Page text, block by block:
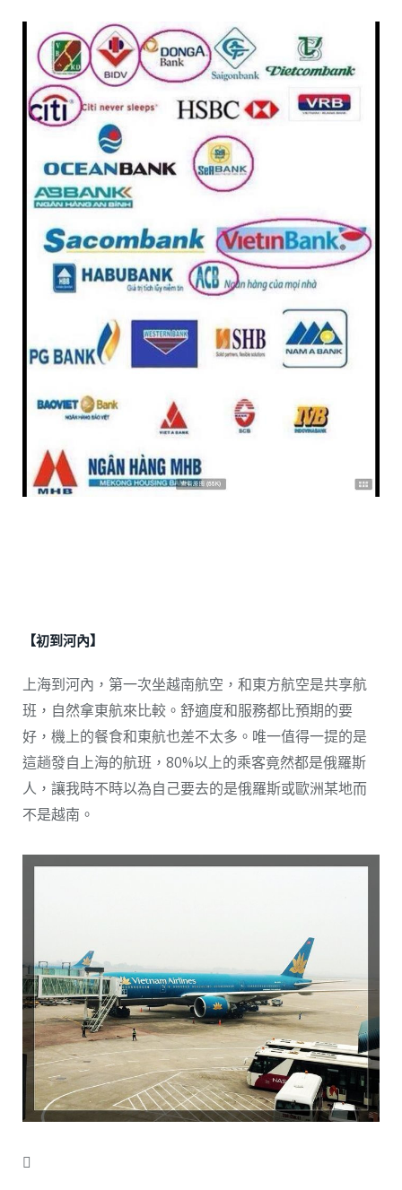
【初到河內】
上海到河內，第一次坐越南航空，和東方航空是共享航
班，自然拿東航來比較。舒適度和服務都比預期的要
好，機上的餐食和東航也差不太多。唯一值得一提的是
這趟發自上海的航班，80%以上的乘客竟然都是俄羅斯
人，讓我時不時以為自己要去的是俄羅斯或歐洲某地而
不是越南。
